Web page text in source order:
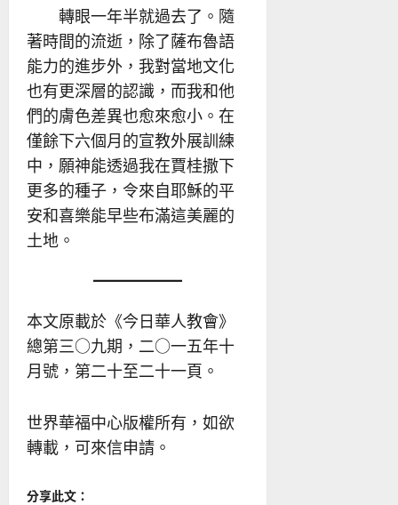
轉眼一年半就過去了。隨
著時間的流逝，除了薩布魯語
能力的進步外，我對當地文化
也有更深層的認識，而我和他
們的膚色差異也愈來愈小。在
僅餘下六個月的宣教外展訓練
中，願神能透過我在賈桂撒下
更多的種子，令來自耶穌的平
安和喜樂能早些布滿這美麗的
土地。
本文原載於《今日華人教會》
總第三○九期，二○一五年十
月號，第二十至二十一頁。
世界華福中心版權所有，如欲
轉載，可來信申請。
分享此文：